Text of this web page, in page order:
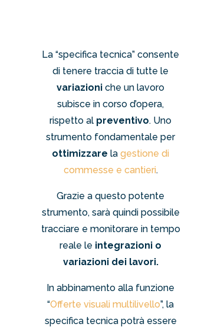
La “specifica tecnica” consente
di tenere traccia di tutte le
variazioni che un lavoro
subisce in corso d’opera,
rispetto al preventivo. Uno
strumento fondamentale per
ottimizzare la gestione di
commesse e cantieri.
Grazie a questo potente
strumento, sarà quindi possibile
tracciare e monitorare in tempo
reale le integrazioni o
variazioni dei lavori.
In abbinamento alla funzione
“Offerte visuali multilivello”, la
specifica tecnica potrà essere